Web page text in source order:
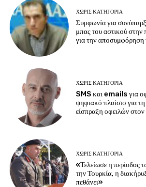
ΧΩΡΊΣ ΚΑΤΗΓΟΡΊΑ
Συμφωνία για
μπας του αστικού
για την αποσυμφόρηση
ΧΩΡΊΣ ΚΑΤΗΓΟΡΊΑ
SMS και emails για
ψηφιακό πλαίσιο για τη
είσπραξη οφειλών
ΧΩΡΊΣ ΚΑΤΗΓΟΡΊΑ
«Τελείωσε η περίοδος
την Τουρκία, η
πεθάνει»